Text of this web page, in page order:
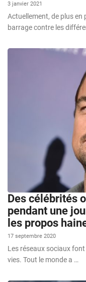
3 janvier 2021
Actuellement, de plus en
barrage contre les
Des célébrités
pendant une
les propos
17 septembre 2020
Les réseaux sociaux
vies. Tout le monde a …